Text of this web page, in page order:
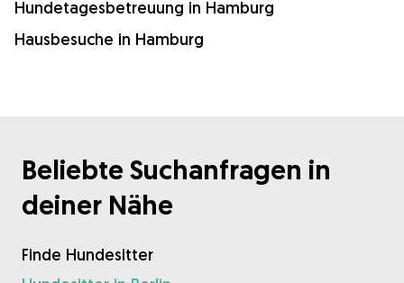
Hundetagesbetreuung in Hamburg
Hausbesuche in Hamburg
Beliebte Suchanfragen in
deiner Nähe
Finde Hundesitter